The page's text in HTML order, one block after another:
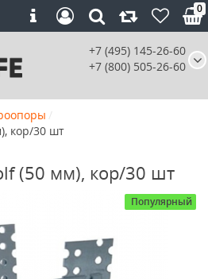
+7 (495) 145-26-60
+7 (800) 505-26-60
0
кор/30 шт
(50 мм), кор/30 шт
Популярный